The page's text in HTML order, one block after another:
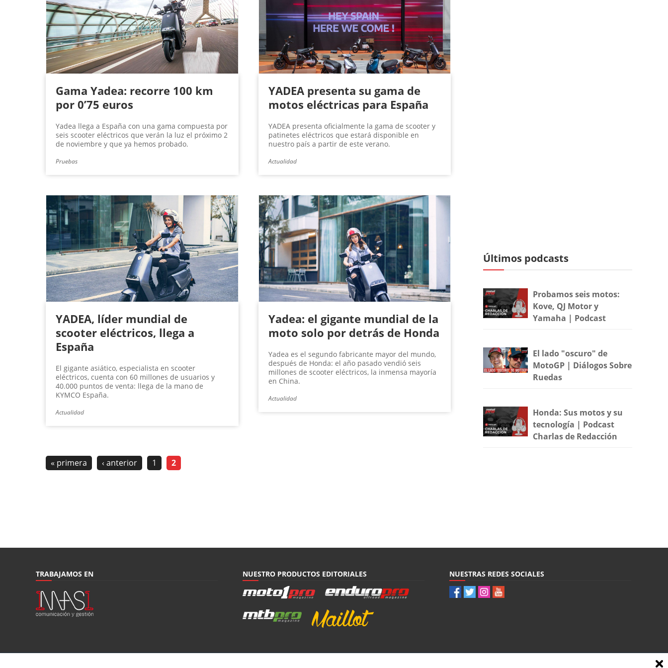
Gama Yadea: recorre 100 km
por 0’75 euros
Yadea llega a España con una gama compuesta por
seis scooter eléctricos que verán la luz el próximo 2
de noviembre y que ya hemos probado.
Pruebas
YADEA presenta su gama de
motos eléctricas para España
YADEA presenta oficialmente la gama de scooter y
patinetes eléctricos que estará disponible en
nuestro país a partir de este verano.
Actualidad
YADEA, líder mundial de
scooter eléctricos, llega a
España
El gigante asiático, especialista en scooter
eléctricos, cuenta con 60 millones de usuarios y
40.000 puntos de venta: llega de la mano de
KYMCO España.
Actualidad
Yadea: el gigante mundial de la
moto solo por detrás de Honda
Yadea es el segundo fabricante mayor del mundo,
después de Honda: el año pasado vendió seis
millones de scooter eléctricos, la inmensa mayoría
en China.
Actualidad
« primera ‹ anterior 1 2
Últimos podcasts
Probamos seis motos:
Kove, QJ Motor y
Yamaha | Podcast
El lado "oscuro" de
MotoGP | Diálogos Sobre
Ruedas
Honda: Sus motos y su
tecnología | Podcast
Charlas de Redacción
TRABAJAMOS EN NUESTRO PRODUCTOS EDITORIALES NUESTRAS REDES SOCIALES